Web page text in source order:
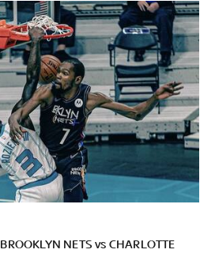
BROOKLYN NETS vs CHARLOTTE